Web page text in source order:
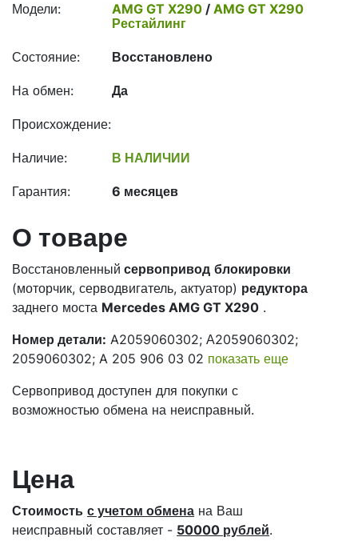
Модели: AMG GT X290 / AMG GT X290
Рестайлинг
Состояние: Восстановлено
На обмен: Да
Происхождение:
Наличие: В НАЛИЧИИ
Гарантия: 6 месяцев
О товаре
Восстановленный сервопривод блокировки
(моторчик, серводвигатель, актуатор) редуктора
заднего моста Mercedes AMG GT X290 .
Номер детали: A2059060302; А2059060302;
2059060302; A 205 906 03 02 показать еще
Сервопривод доступен для покупки с
возможностью обмена на неисправный.
Цена
Стоимость с учетом обмена на Ваш
неисправный составляет - 50000 рублей.